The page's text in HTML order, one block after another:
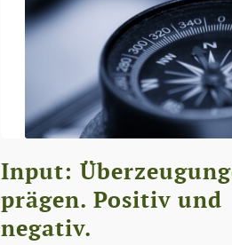
Input:
prägen. Positiv und
negativ.